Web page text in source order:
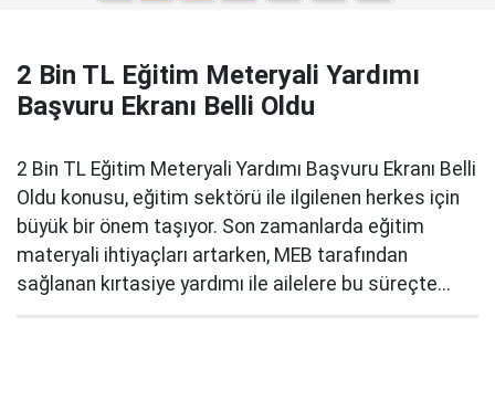
2 Bin TL Eğitim Meteryali Yardımı
Başvuru Ekranı Belli Oldu
2 Bin TL Eğitim Meteryali Yardımı Başvuru Ekranı Belli
Oldu konusu, eğitim sektörü ile ilgilenen herkes için
büyük bir önem taşıyor. Son zamanlarda eğitim
materyali ihtiyaçları artarken, MEB tarafından
sağlanan kırtasiye yardımı ile ailelere bu süreçte...